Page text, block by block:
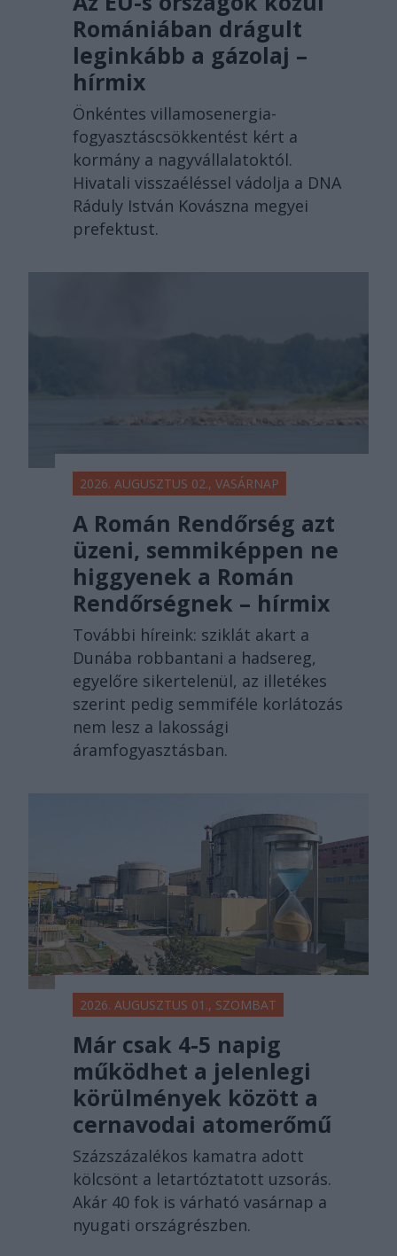
Romániában drágult
leginkább a gázolaj –
hírmix
Önkéntes villamosenergia-
fogyasztáscsökkentést kért a
kormány a nagyvállalatoktól.
Hivatali visszaéléssel vádolja a DNA
Ráduly István Kovászna megyei
prefektust.
2026. AUGUSZTUS 02., VASÁRNAP
A Román Rendőrség azt
üzeni, semmiképpen ne
higgyenek a Román
Rendőrségnek – hírmix
További híreink: sziklát akart a
Dunába robbantani a hadsereg,
egyelőre sikertelenül, az illetékes
szerint pedig semmiféle korlátozás
nem lesz a lakossági
áramfogyasztásban.
2026. AUGUSZTUS 01., SZOMBAT
Már csak 4-5 napig
működhet a jelenlegi
körülmények között a
cernavodai atomerőmű
Százszázalékos kamatra adott
kölcsönt a letartóztatott uzsorás.
Akár 40 fok is várható vasárnap a
nyugati országrészben.